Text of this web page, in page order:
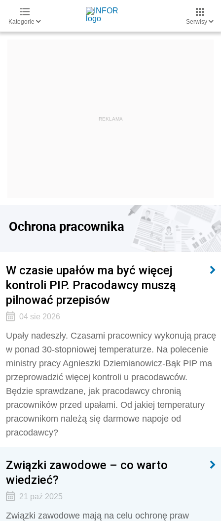
Kategorie Serwisy
Ochrona pracownika
W czasie upałów ma być więcej
kontroli PIP. Pracodawcy muszą
pilnować przepisów
04 sie 2026
Upały nadeszły. Czasami pracownicy wykonują pracę
w ponad 30-stopniowej temperaturze. Na polecenie
ministry pracy Agnieszki Dziemianowicz-Bąk PIP ma
przeprowadzić więcej kontroli u pracodawców.
Będzie sprawdzane, jak pracodawcy chronią
pracowników przed upałami. Od jakiej temperatury
pracownikom należą się darmowe napoje od
pracodawcy?
Związki zawodowe – co warto
wiedzieć?
21 paź 2025
Związki zawodowe mają na celu ochronę praw